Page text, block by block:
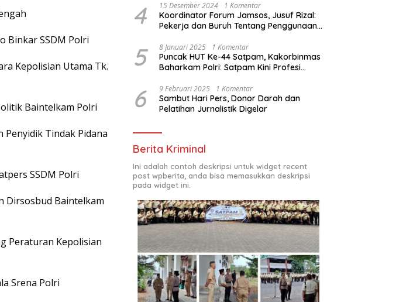
Binkar SSDM Polri
Kepolisian Utama Tk.
Baintelkam Polri
Penyidik Tindak Pidana
SSDM Polri
Dirsosbud Baintelkam
Peraturan Kepolisian
Srena Polri
4 15 Desember 2024 1 Komentar
Koordinator Forum Jamsos, Jusuf Rizal:
Pekerja dan Buruh Tentang Penggunaan
Tapera
5 8 Januari 2025 1 Komentar
Puncak HUT Ke-44 Satpam, Kakorbinmas
Baharkam Polri: Satpam Kini Profesi
6 9 Februari 2025 1 Komentar
Sambut Hari Pers, Donor Darah dan
Pelatihan Jurnalistik Digelar
Berita Kriminal
Ini adalah contoh deskripsi untuk widget recent
post wpberita, anda bisa memasukkan deskripsi
pada widget ini.